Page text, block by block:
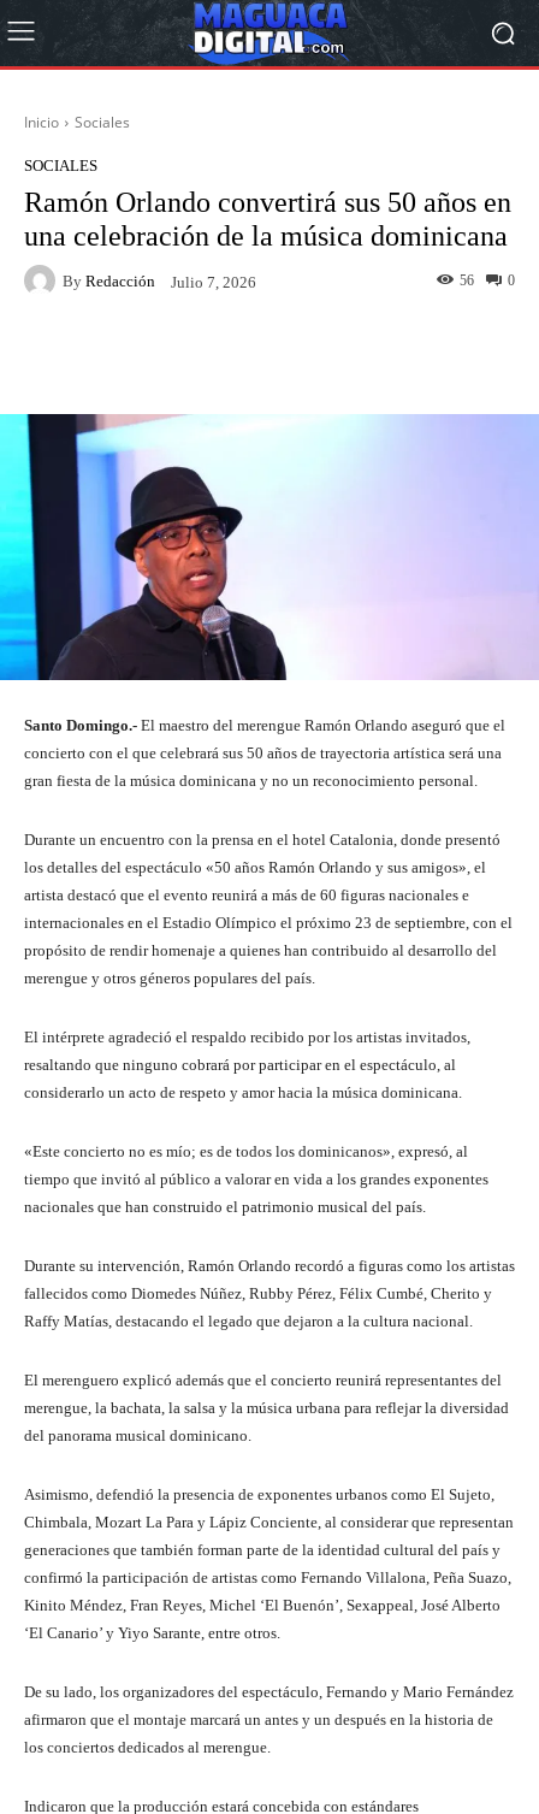
Inicio Sociales
SOCIALES
Ramón Orlando convertirá sus 50 años en
una celebración de la música dominicana
By Redacción Julio 7, 2026 0
56
Santo Domingo.- El maestro del merengue Ramón Orlando aseguró que el
concierto con el que celebrará sus 50 años de trayectoria artística será una
gran fiesta de la música dominicana y no un reconocimiento personal.
Durante un encuentro con la prensa en el hotel Catalonia, donde presentó
los detalles del espectáculo «50 años Ramón Orlando y sus amigos», el
artista destacó que el evento reunirá a más de 60 figuras nacionales e
internacionales en el Estadio Olímpico el próximo 23 de septiembre, con el
propósito de rendir homenaje a quienes han contribuido al desarrollo del
merengue y otros géneros populares del país.
El intérprete agradeció el respaldo recibido por los artistas invitados,
resaltando que ninguno cobrará por participar en el espectáculo, al
considerarlo un acto de respeto y amor hacia la música dominicana.
«Este concierto no es mío; es de todos los dominicanos», expresó, al
tiempo que invitó al público a valorar en vida a los grandes exponentes
nacionales que han construido el patrimonio musical del país.
Durante su intervención, Ramón Orlando recordó a figuras como los artistas
fallecidos como Diomedes Núñez, Rubby Pérez, Félix Cumbé, Cherito y
Raffy Matías, destacando el legado que dejaron a la cultura nacional.
El merenguero explicó además que el concierto reunirá representantes del
merengue, la bachata, la salsa y la música urbana para reflejar la diversidad
del panorama musical dominicano.
Asimismo, defendió la presencia de exponentes urbanos como El Sujeto,
Chimbala, Mozart La Para y Lápiz Conciente, al considerar que representan
generaciones que también forman parte de la identidad cultural del país y
confirmó la participación de artistas como Fernando Villalona, Peña Suazo,
Kinito Méndez, Fran Reyes, Michel ‘El Buenón’, Sexappeal, José Alberto
‘El Canario’ y Yiyo Sarante, entre otros.
De su lado, los organizadores del espectáculo, Fernando y Mario Fernández
afirmaron que el montaje marcará un antes y un después en la historia de
los conciertos dedicados al merengue.
Indicaron que la producción estará concebida con estándares